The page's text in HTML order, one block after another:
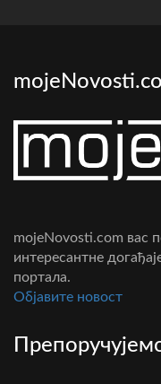
mojeNovosti.com вас
интересантне
портала.
Oбјавите новост